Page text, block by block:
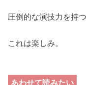
圧倒的な演技力を持
これは楽しみ。